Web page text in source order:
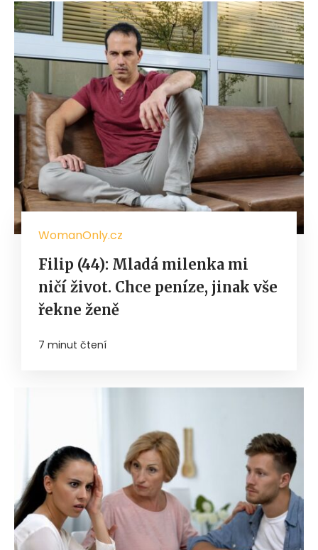
WomanOnly.cz
Filip (44): Mladá milenka mi
ničí život. Chce peníze, jinak vše
řekne ženě
7 minut čtení